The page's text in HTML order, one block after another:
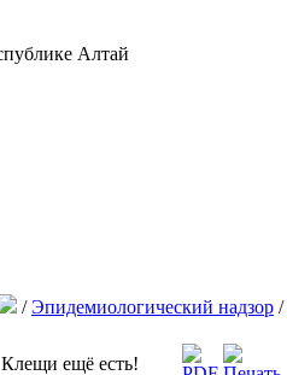
/Эпидемиологический надзор /
Клещи ещё есть!